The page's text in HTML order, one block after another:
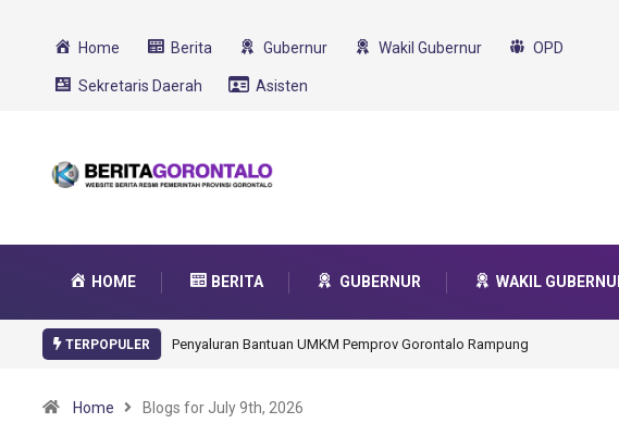
Home Berita Gubernur Wakil Gubernur OPD
Sekretaris Daerah Asisten
HOME BERITA GUBERNUR WAKIL
TERPOPULER Penyaluran Bantuan UMKM Pemprov Gorontalo Rampung
Home Blogs for July 9th, 2026